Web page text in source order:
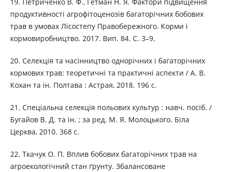
19. Петриченко В. Ф., Гетман Н. Я. Фактори підвищення
продуктивності агрофітоценозів багаторічних бобових
трав в умовах Лісостепу Правобережного. Корми і
кормовиробництво. 2017. Вип. 84. С. 3–9.
20. Селекція та насінництво однорічних і багаторічних
кормових трав: теоретичні та практичні аспекти / А. В.
Кохан та ін. Полтава : Астрая, 2018. 196 с.
21. Спеціальна селекція польових культур : навч. посіб. /
Бугайов В. Д. та ін. ; за ред. М. Я. Молоцького. Біла
Церква, 2010. 368 с.
22. Ткачук О. П. Вплив бобових багаторічних трав на
агроекологічний стан ґрунту. Збалансоване